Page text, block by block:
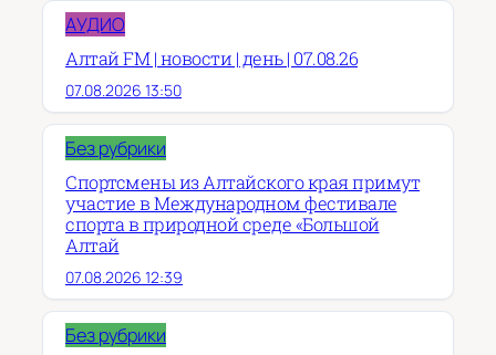
АУДИО
Алтай FM | новости | день | 07.08.26
07.08.2026 13:50
Без рубрики
Спортсмены из Алтайского края примут
участие в Международном фестивале
спорта в природной среде «Большой
Алтай
07.08.2026 12:39
Без рубрики